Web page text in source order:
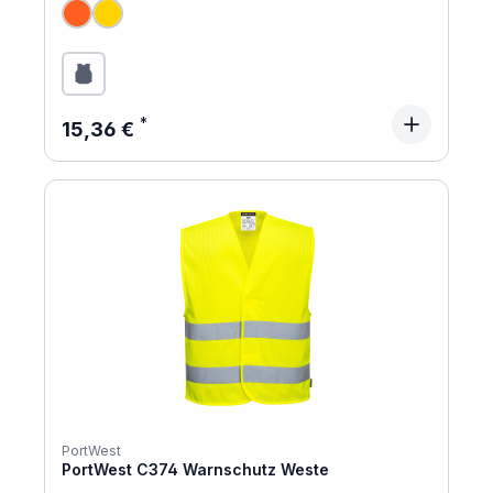
Regulärer Preis:
15,36 €
PortWest
PortWest C374 Warnschutz Weste